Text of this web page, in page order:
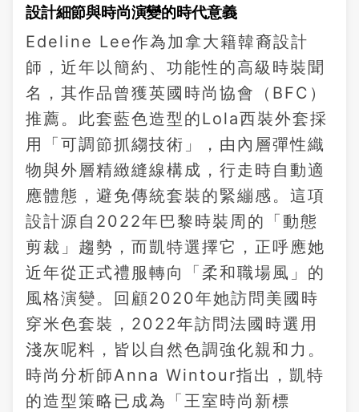
設計細節與時尚演變的時代意義
Edeline Lee作為加拿大籍韓裔設計
師，近年以簡約、功能性的高級時裝聞
名，其作品曾獲英國時尚協會（BFC）
推薦。此套藍色造型的Lola西裝外套採
用「可調節抓縐技術」，由內層彈性織
物與外層精緻縫線構成，行走時自動適
應體態，避免傳統套裝的緊繃感。這項
設計源自2022年巴黎時裝周的「動態
剪裁」趨勢，而凱特選擇它，正呼應她
近年從正式禮服轉向「柔和職場風」的
風格演變。回顧2020年她訪問美國時
穿米色套裝，2022年訪問法國時選用
淺灰呢料，皆以自然色調強化親和力。
時尚分析師Anna Wintour指出，凱特
的造型策略已成為「王室時尚新標